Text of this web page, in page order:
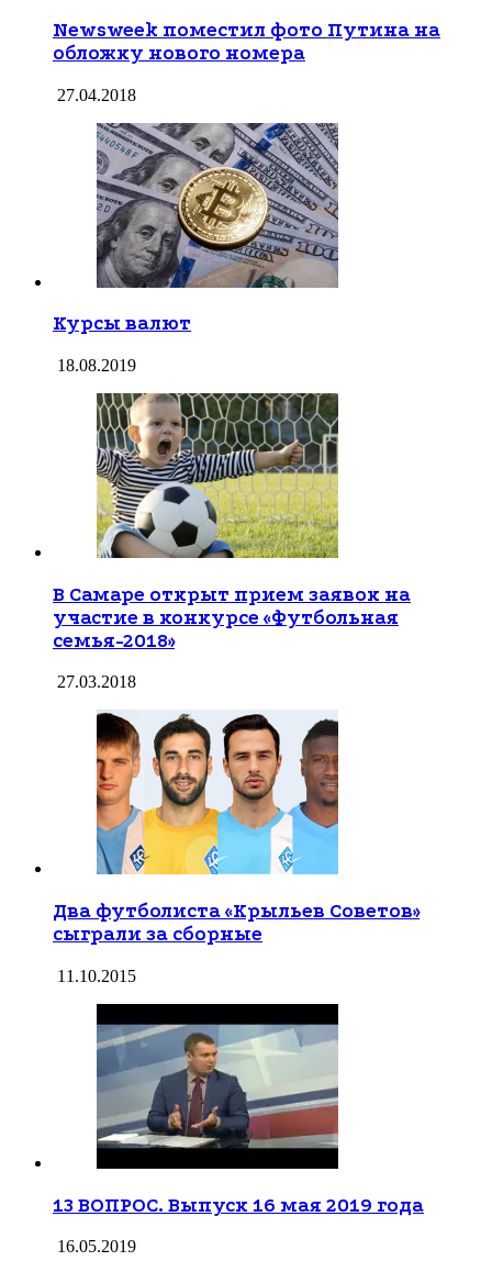
Newsweek поместил фото Путина на
обложку нового номера
27.04.2018
Курсы валют
18.08.2019
В Самаре открыт прием заявок на
участие в конкурсе «Футбольная
семья-2018»
27.03.2018
Два футболиста «Крыльев Советов»
сыграли за сборные
11.10.2015
13 ВОПРОС. Выпуск 16 мая 2019 года
16.05.2019